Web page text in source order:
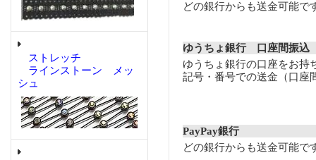
ストレッチ
ラインストーン メッ
シュ
どの銀行からも送金可能で
ゆうちょ銀行 口座間振込
ゆうちょ銀行の口座をお持
記号・番号での送金（口座
PayPay銀行
どの銀行からも送金可能で